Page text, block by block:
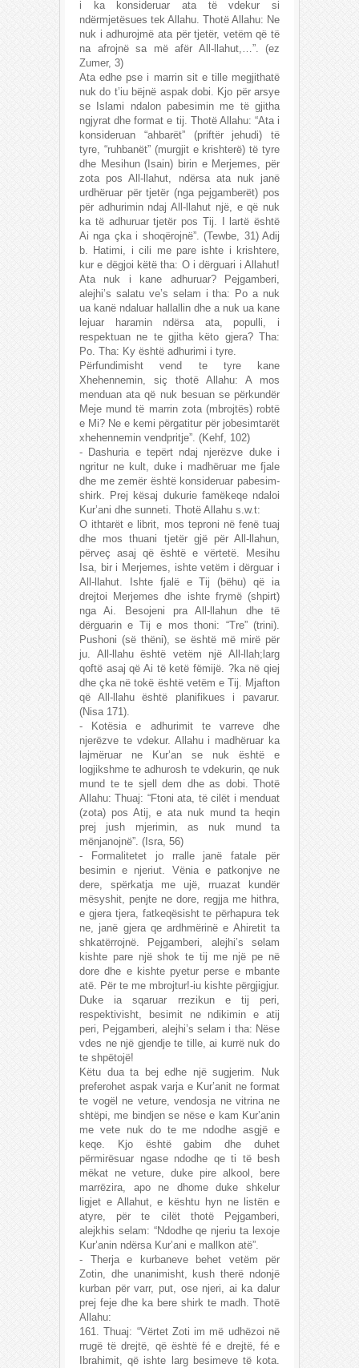
i ka konsideruar ata të vdekur si
ndërmjetësues tek Allahu. Thotë Allahu: Ne
nuk i adhurojmë ata për tjetër, vetëm që të
na afrojnë sa më afër All-llahut,…”. (ez
Zumer, 3)
Ata edhe pse i marrin sit e tille megjithatë
nuk do t’iu bëjnë aspak dobi. Kjo për arsye
se Islami ndalon pabesimin me të gjitha
ngjyrat dhe format e tij. Thotë Allahu: “Ata i
konsideruan “ahbarët” (priftër jehudi) të
tyre, “ruhbanët” (murgjit e krishterë) të tyre
dhe Mesihun (Isain) birin e Merjemes, për
zota pos All-llahut, ndërsa ata nuk janë
urdhëruar për tjetër (nga pejgamberët) pos
për adhurimin ndaj All-llahut një, e që nuk
ka të adhuruar tjetër pos Tij. I lartë është
Ai nga çka i shoqërojnë”. (Tewbe, 31) Adij
b. Hatimi, i cili me pare ishte i krishtere,
kur e dëgjoi këtë tha: O i dërguari i Allahut!
Ata nuk i kane adhuruar? Pejgamberi,
alejhi’s salatu ve’s selam i tha: Po a nuk
ua kanë ndaluar hallallin dhe a nuk ua kane
lejuar haramin ndërsa ata, populli, i
respektuan ne te gjitha këto gjera? Tha:
Po. Tha: Ky është adhurimi i tyre.
Përfundimisht vend te tyre kane
Xhehennemin, siç thotë Allahu: A mos
menduan ata që nuk besuan se përkundër
Meje mund të marrin zota (mbrojtës) robtë
e Mi? Ne e kemi përgatitur për jobesimtarët
xhehennemin vendpritje”. (Kehf, 102)
- Dashuria e tepërt ndaj njerëzve duke i
ngritur ne kult, duke i madhëruar me fjale
dhe me zemër është konsideruar pabesim-
shirk. Prej kësaj dukurie famëkeqe ndaloi
Kur’ani dhe sunneti. Thotë Allahu s.w.t:
O ithtarët e librit, mos teproni në fenë tuaj
dhe mos thuani tjetër gjë për All-llahun,
përveç asaj që është e vërtetë. Mesihu
Isa, bir i Merjemes, ishte vetëm i dërguar i
All-llahut. Ishte fjalë e Tij (bëhu) që ia
drejtoi Merjemes dhe ishte frymë (shpirt)
nga Ai. Besojeni pra All-llahun dhe të
dërguarin e Tij e mos thoni: “Tre” (trini).
Pushoni (së thëni), se është më mirë për
ju. All-llahu është vetëm një All-llah;larg
qoftë asaj që Ai të ketë fëmijë. ?ka në qiej
dhe çka në tokë është vetëm e Tij. Mjafton
që All-llahu është planifikues i pavarur.
(Nisa 171).
- Kotësia e adhurimit te varreve dhe
njerëzve te vdekur. Allahu i madhëruar ka
lajmëruar ne Kur’an se nuk është e
logjikshme te adhurosh te vdekurin, qe nuk
mund te te sjell dem dhe as dobi. Thotë
Allahu: Thuaj: “Ftoni ata, të cilët i menduat
(zota) pos Atij, e ata nuk mund ta heqin
prej jush mjerimin, as nuk mund ta
mënjanojnë”. (Isra, 56)
- Formalitetet jo rralle janë fatale për
besimin e njeriut. Vënia e patkonjve ne
dere, spërkatja me ujë, rruazat kundër
mësyshit, penjte ne dore, regjja me hithra,
e gjera tjera, fatkeqësisht te përhapura tek
ne, janë gjera qe ardhmërinë e Ahiretit ta
shkatërrojnë. Pejgamberi, alejhi’s selam
kishte pare një shok te tij me një pe në
dore dhe e kishte pyetur perse e mbante
atë. Për te me mbrojtur!-iu kishte përgjigjur.
Duke ia sqaruar rrezikun e tij peri,
respektivisht, besimit ne ndikimin e atij
peri, Pejgamberi, alejhi’s selam i tha: Nëse
vdes ne një gjendje te tille, ai kurrë nuk do
te shpëtojë!
Këtu dua ta bej edhe një sugjerim. Nuk
preferohet aspak varja e Kur’anit ne format
te vogël ne veture, vendosja ne vitrina ne
shtëpi, me bindjen se nëse e kam Kur’anin
me vete nuk do te me ndodhe asgjë e
keqe. Kjo është gabim dhe duhet
përmirësuar ngase ndodhe qe ti të besh
mëkat ne veture, duke pire alkool, bere
marrëzira, apo ne dhome duke shkelur
ligjet e Allahut, e kështu hyn ne listën e
atyre, për te cilët thotë Pejgamberi,
alejkhis selam: “Ndodhe qe njeriu ta lexoje
Kur’anin ndërsa Kur’ani e mallkon atë”.
- Therja e kurbaneve behet vetëm për
Zotin, dhe unanimisht, kush therë ndonjë
kurban për varr, put, ose njeri, ai ka dalur
prej feje dhe ka bere shirk te madh. Thotë
Allahu:
161. Thuaj: “Vërtet Zoti im më udhëzoi në
rrugë të drejtë, që është fé e drejtë, fé e
Ibrahimit, që ishte larg besimeve të kota.